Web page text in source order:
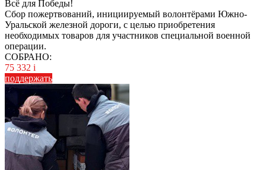
Всё для Победы!
Сбор пожертвований, инициируемый волонтёрами Южно-
Уральской железной дороги, с целью приобретения
необходимых товаров для участников специальной военной
операции.
СОБРАНО:
75 332 i
поддержать